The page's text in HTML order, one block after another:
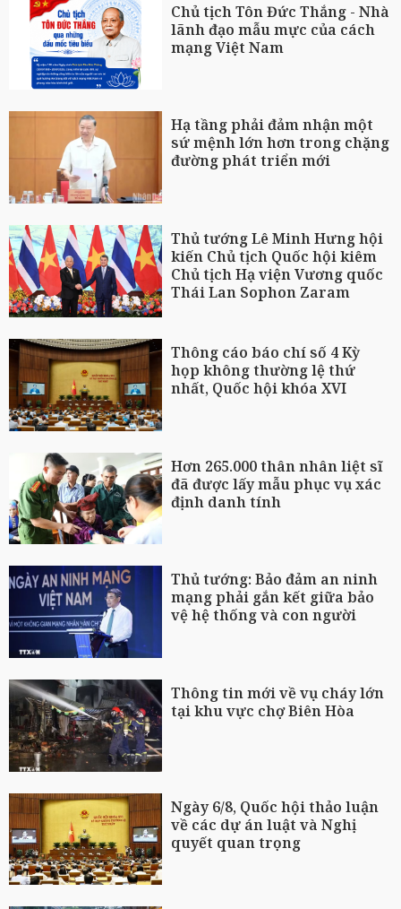
Chủ tịch Tôn Đức Thắng - Nhà
lãnh đạo mẫu mực của cách
mạng Việt Nam
Hạ tầng phải đảm nhận một
sứ mệnh lớn hơn trong chặng
đường phát triển mới
Thủ tướng Lê Minh Hưng hội
kiến Chủ tịch Quốc hội kiêm
Chủ tịch Hạ viện Vương quốc
Thái Lan Sophon Zaram
Thông cáo báo chí số 4 Kỳ
họp không thường lệ thứ
nhất, Quốc hội khóa XVI
Hơn 265.000 thân nhân liệt sĩ
đã được lấy mẫu phục vụ xác
định danh tính
Thủ tướng: Bảo đảm an ninh
mạng phải gắn kết giữa bảo
vệ hệ thống và con người
Thông tin mới về vụ cháy lớn
tại khu vực chợ Biên Hòa
Ngày 6/8, Quốc hội thảo luận
về các dự án luật và Nghị
quyết quan trọng